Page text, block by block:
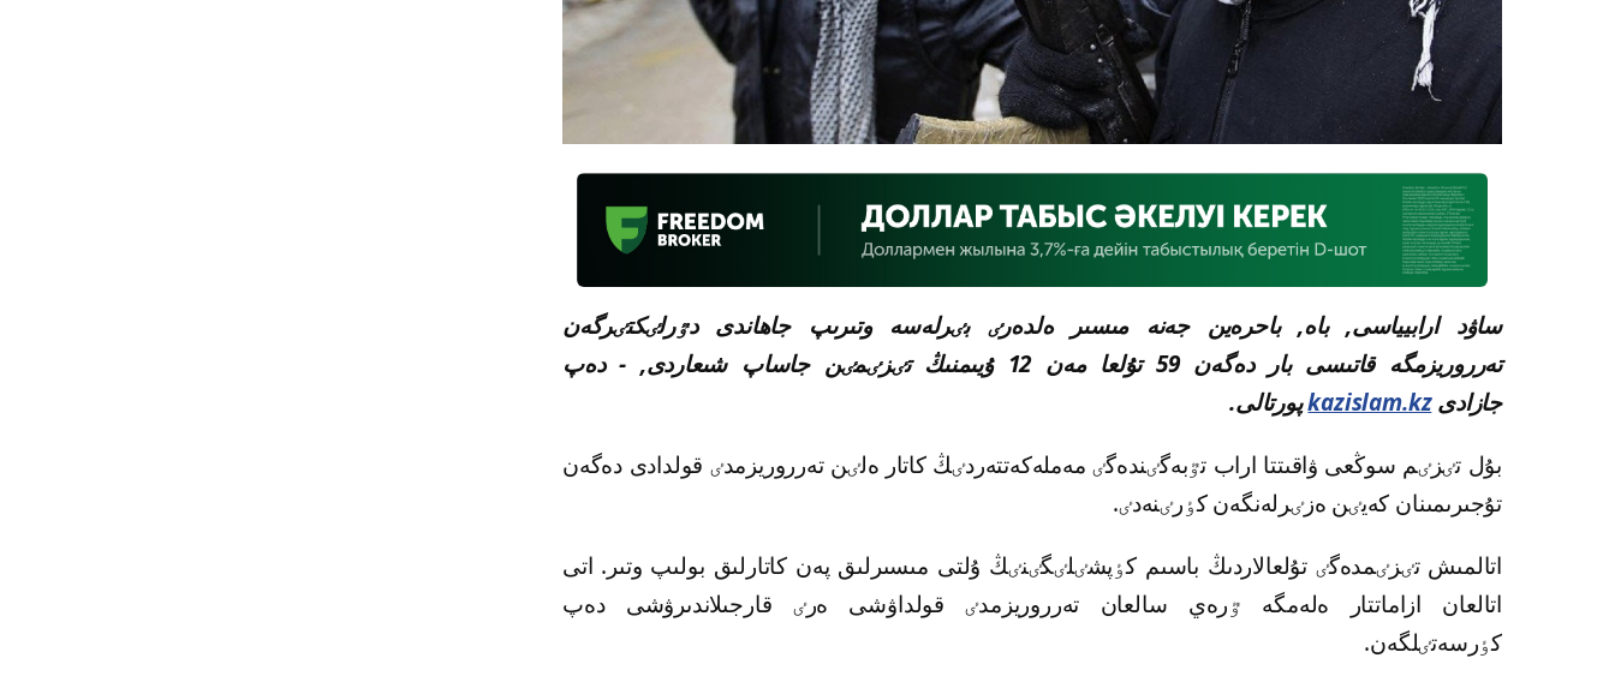
ساۋد ارابيياسى, باە, باحرەين جەنە مىسىر ەلدەرٸ بٸرلەسە وتىرىپ جاھاندى دٷرلٸكتٸرگەن
تەرروريزمگە قاتىسى بار دەگەن 59 تۇلعا مەن 12 ۇيىمنىڭ تٸزٸمٸن جاساپ شىعاردى, - دەپ
جازادىkazislam.kzپورتالى.
بۇل تٸزٸم سوڭعى ۋاقىتتا اراب تٷبەگٸندەگٸ مەملەكەتتەردٸڭ كاتار ەلٸن تەرروريزمدٸ قولدادى دەگەن
تۇجىرىمىنان كەيٸن ەزٸرلەنگەن كٶرٸنەدٸ.
اتالمىش تٸزٸمدەگٸ تۇلعالاردىڭ باسىم كٶپشٸلٸگٸنٸڭ ۇلتى مىسىرلىق پەن كاتارلىق بولىپ وتىر. اتى
اتالعان ازاماتتار ەلەمگە ٷرەي سالعان تەرروريزمدٸ قولداۋشى ەرٸ قارجىلاندىرۋشى دەپ
كٶرسەتٸلگەن.